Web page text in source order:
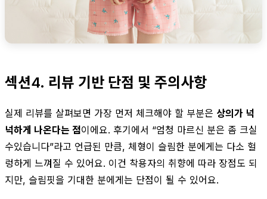
섹션4. 리뷰 기반 단점 및 주의사항
실제 리뷰를 살펴보면 가장 먼저 체크해야 할 부분은 상의가 넉
넉하게 나온다는 점이에요. 후기에서 “엄청 마르신 분은 좀 크실
수있습니다”라고 언급된 만큼, 체형이 슬림한 분에게는 다소 헐
렁하게 느껴질 수 있어요. 이건 착용자의 취향에 따라 장점도 되
지만, 슬림핏을 기대한 분에게는 단점이 될 수 있어요.